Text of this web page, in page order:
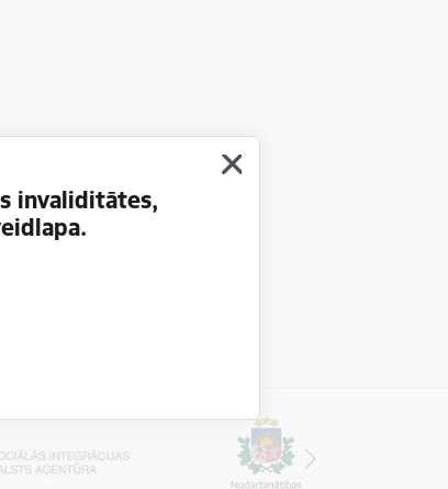
invaliditātes,